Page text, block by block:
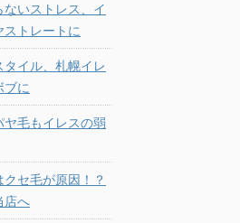
いストレス、イ
トレートに
イル、札幌イレ
ブに
毛もイレスの弱
セ毛が原因！？
店へ